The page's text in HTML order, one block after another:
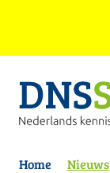
Home Nieuws